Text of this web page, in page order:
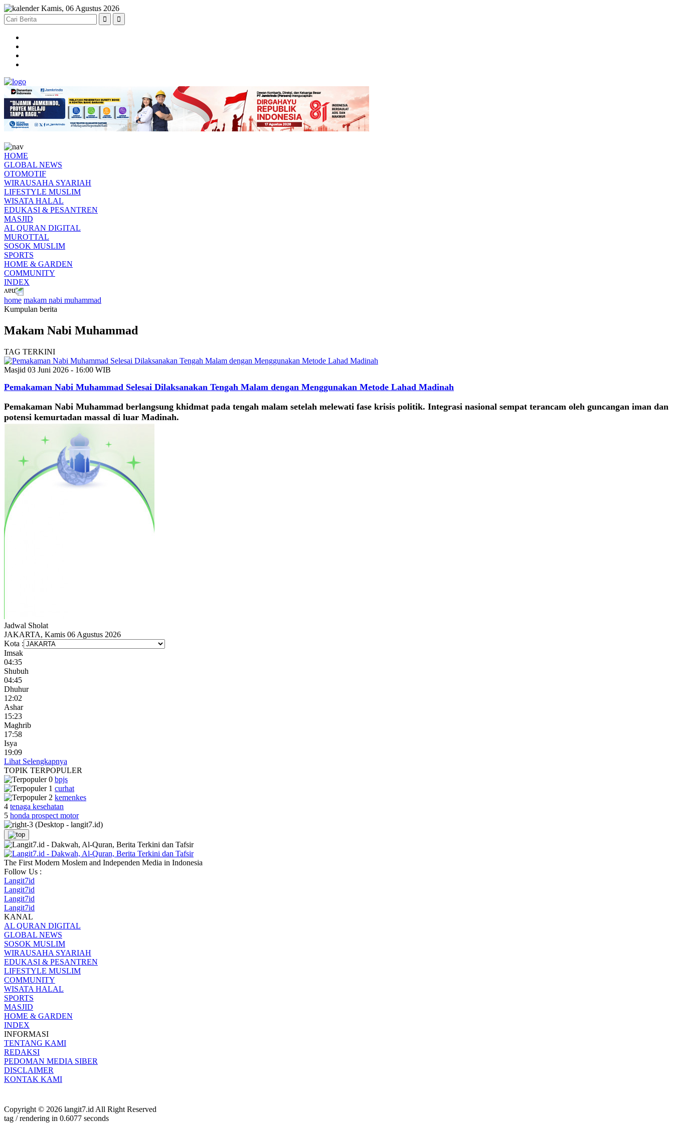
Kamis, 06 Agustus 2026
HOME
GLOBAL NEWS
OTOMOTIF
WIRAUSAHA SYARIAH
LIFESTYLE MUSLIM
WISATA HALAL
EDUKASI & PESANTREN
MASJID
AL QURAN DIGITAL
MUROTTAL
SOSOK MUSLIM
SPORTS
HOME & GARDEN
COMMUNITY
INDEX
home makam nabi muhammad
Kumpulan berita
Makam Nabi Muhammad
TAG TERKINI
Masjid 03 Juni 2026 - 16:00 WIB
Pemakaman Nabi Muhammad Selesai Dilaksanakan Tengah Malam dengan Menggunakan Metode Lahad Madinah
Pemakaman Nabi Muhammad berlangsung khidmat pada tengah malam setelah melewati fase krisis politik. Integrasi nasional sempat terancam oleh guncangan iman dan
potensi kemurtadan massal di luar Madinah.
Jadwal Sholat
JAKARTA, Kamis 06 Agustus 2026
Kota :
Imsak
04:35
Shubuh
04:45
Dhuhur
12:02
Ashar
15:23
Maghrib
17:58
Isya
19:09
Lihat Selengkapnya
TOPIK TERPOPULER
bpjs
curhat
kemenkes
4 tenaga kesehatan
5 honda prospect motor
The First Modern Moslem and Independen Media in Indonesia
Follow Us :
Langit7id
Langit7id
Langit7id
Langit7id
KANAL
AL QURAN DIGITAL
GLOBAL NEWS
SOSOK MUSLIM
WIRAUSAHA SYARIAH
EDUKASI & PESANTREN
LIFESTYLE MUSLIM
COMMUNITY
WISATA HALAL
SPORTS
MASJID
HOME & GARDEN
INDEX
INFORMASI
TENTANG KAMI
REDAKSI
PEDOMAN MEDIA SIBER
DISCLAIMER
KONTAK KAMI
Copyright © 2026 langit7.id All Right Reserved
tag / rendering in 0.6077 seconds